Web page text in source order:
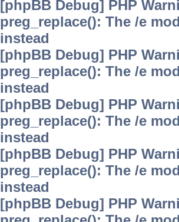
[phpBB Debug] PHP
preg_replace(): The /e
instead
[phpBB Debug] PHP
preg_replace(): The /e
instead
[phpBB Debug] PHP
preg_replace(): The /e
instead
[phpBB Debug] PHP
preg_replace(): The /e
instead
[phpBB Debug] PHP